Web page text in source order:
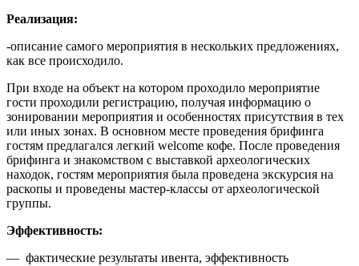
Реализация:
-описание самого мероприятия в нескольких предложениях,
как все происходило.
При входе на объект на котором проходило мероприятие
гости проходили регистрацию, получая информацию о
зонировании мероприятия и особенностях присутствия в тех
или иных зонах. В основном месте проведения брифинга
гостям предлагался легкий welcome кофе. После проведения
брифинга и знакомством с выставкой археологических
находок, гостям мероприятия была проведена экскурсия на
раскопы и проведены мастер-классы от археологической
группы.
Эффективность:
— фактические результаты ивента, эффективность